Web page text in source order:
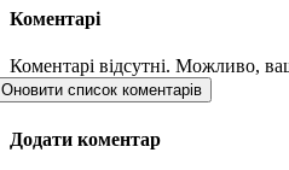
Коментарі
Коментарі відсутні. Можливо,
Оновити список коментарів
Додати коментар